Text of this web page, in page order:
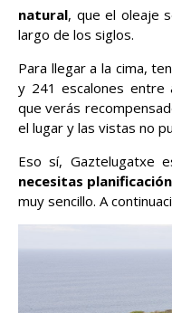
natural, que el oleaje
largo de los siglos.
Para llegar a la cima,
y 241 escalones entre
que verás
el lugar y las vistas no
Eso sí, Gaztelugatxe
necesitas planificación
muy sencillo. A